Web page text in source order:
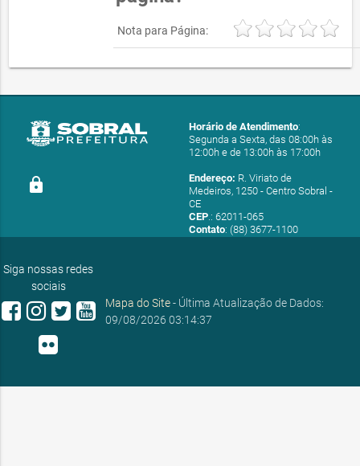
Nota para Página:
lock
Horário de Atendimento:
Segunda a Sexta, das 08:00h às
12:00h e de 13:00h às 17:00h
Endereço: R. Viriato de
Medeiros, 1250 - Centro Sobral -
CE
CEP.: 62011-065
Contato: (88) 3677-1100
Siga nossas redes
sociais
Mapa do Site- Última Atualização de Dados:
09/08/2026 03:14:37